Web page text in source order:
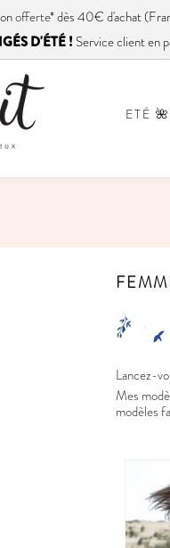
offerte* dès 40€ d'achat
D'ÉTÉ ! Service client en
ETÉ 🌺
Lancez-
Mes
modèles